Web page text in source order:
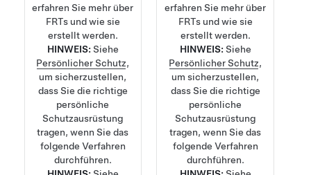
erfahren Sie mehr über
FRTs und wie sie
erstellt werden.
HINWEIS: Siehe
Persönlicher Schutz,
um sicherzustellen,
dass Sie die richtige
persönliche
Schutzausrüstung
tragen, wenn Sie das
folgende Verfahren
durchführen.
erfahren Sie mehr über
FRTs und wie sie
erstellt werden.
HINWEIS: Siehe
Persönlicher Schutz,
um sicherzustellen,
dass Sie die richtige
persönliche
Schutzausrüstung
tragen, wenn Sie das
folgende Verfahren
durchführen.